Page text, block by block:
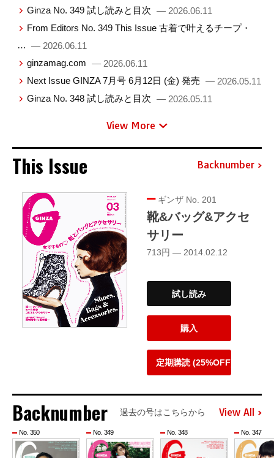
Ginza No. 349 試し読みと目次 — 2026.06.11
From Editors No. 349 This Issue 古着で叶えるチープ・
… — 2026.06.11
ginzamag.com — 2026.06.11
Next Issue GINZA 7月号 6月12日 (金) 発売 — 2026.05.11
Ginza No. 348 試し読みと目次 — 2026.05.11
View More
This Issue Backnumber
ギンザ No. 201
靴&バッグ&アクセ
サリー
713円 — 2014.02.12
試し読み
購入
定期購読 (25%OFF)
Backnumber 過去の号はこちらから View All
No. 350 No. 349 No. 348 No. 347